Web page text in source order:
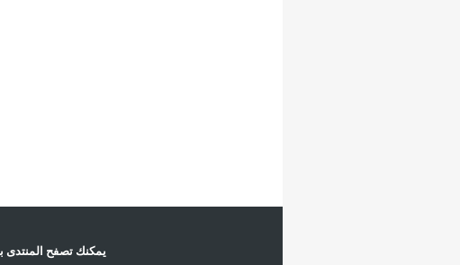
يمكنك تصفح المنتدى